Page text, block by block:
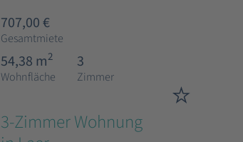
707,00 €
Gesamtmiete
54,38 m2
Wohnfläche
3
Zimmer
3-Zimmer Wohnung